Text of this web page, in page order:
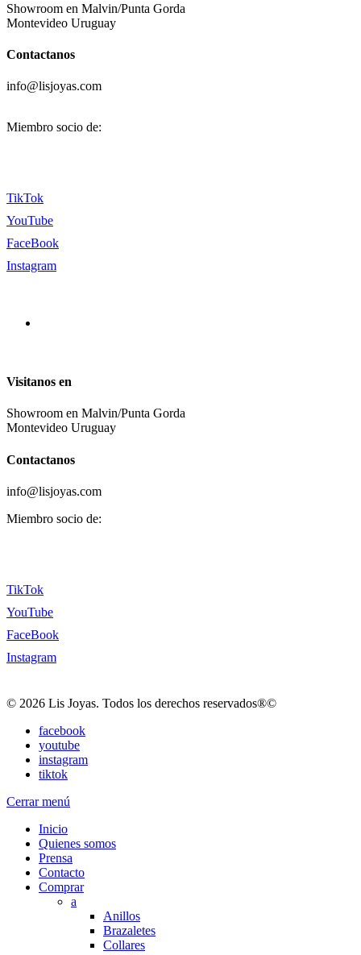
Showroom en Malvin/Punta Gorda
Montevideo Uruguay
Contactanos
info@lisjoyas.com
Miembro socio de:
TikTok
YouTube
FaceBook
Instagram
Visitanos en
Showroom en Malvin/Punta Gorda
Montevideo Uruguay
Contactanos
info@lisjoyas.com
Miembro socio de:
TikTok
YouTube
FaceBook
Instagram
© 2026 Lis Joyas. Todos los derechos reservados®©
facebook
youtube
instagram
tiktok
Cerrar menú
Inicio
Quienes somos
Prensa
Contacto
Comprar
a
Anillos
Brazaletes
Collares